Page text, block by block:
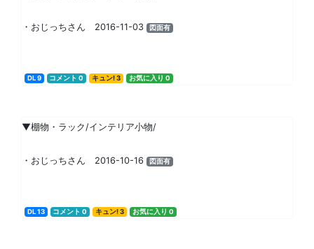
・おじっちさん 2016-11-03 図面有
DL 9 コメント 0 キュン! 3 お気に入り 0
▼棚物・ラック/インテリア小物/
・おじっちさん 2016-10-16 図面有
DL 13 コメント 0 キュン! 3 お気に入り 0